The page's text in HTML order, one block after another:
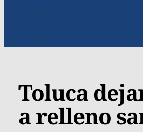
Toluca
a relleno